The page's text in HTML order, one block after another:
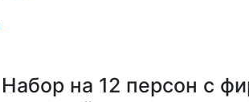
Набор на 12 персон с